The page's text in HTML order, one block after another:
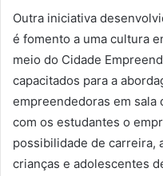
Outra iniciativa
é fomento a uma cultura
meio do Cidade
capacitados para a
empreendedoras em sala
com os estudantes o
possibilidade de carreira,
crianças e adolescentes